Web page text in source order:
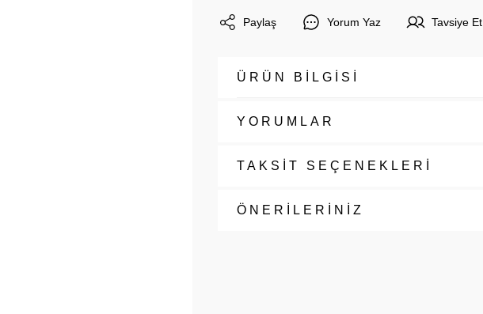
Paylaş Yorum Yaz Tavsiye Et
ÜRÜN BİLGİSİ
YORUMLAR
TAKSİT SEÇENEKLERİ
ÖNERİLERİNİZ